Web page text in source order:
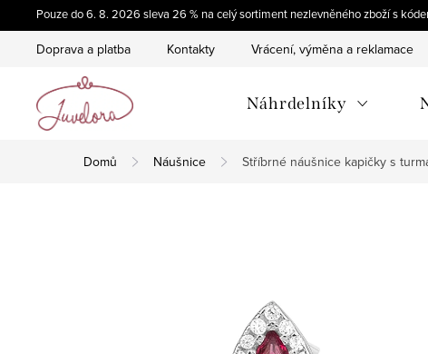
na
Pouze do 6. 8. 2026 sleva 26 % na celý sortiment nezlevněného zboží s
Doprava a platba Kontakty Vrácení, výměna a reklamace
Náhrdelníky
Domů Náušnice Stříbrné náušnice kapičky s